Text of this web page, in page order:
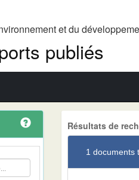
et du
publiés
Résultats de
1 documents